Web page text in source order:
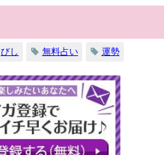
びし 無料占い 運勢